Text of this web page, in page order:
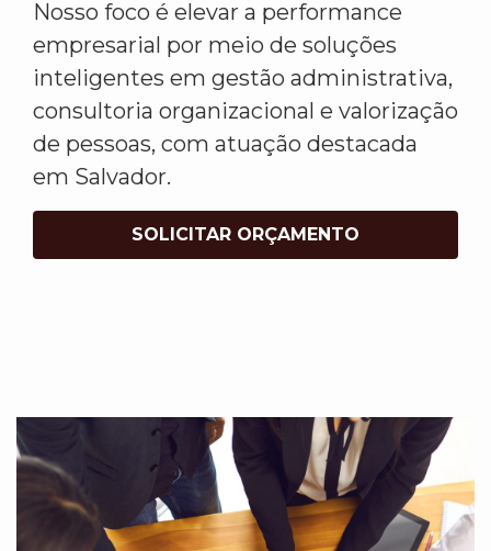
Nosso foco é elevar a performance
empresarial por meio de soluções
inteligentes em gestão administrativa,
consultoria organizacional e valorização
de pessoas, com atuação destacada
em Salvador.
SOLICITAR ORÇAMENTO